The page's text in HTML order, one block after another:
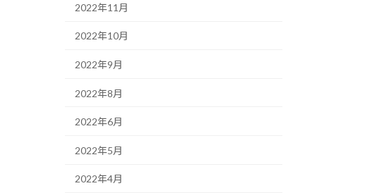
2022年11月
2022年10月
2022年9月
2022年8月
2022年6月
2022年5月
2022年4月